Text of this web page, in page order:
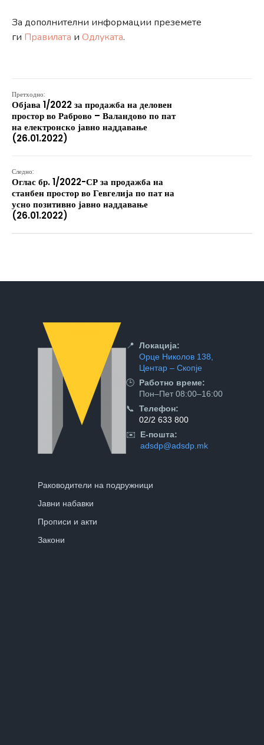
За дополнителни информации преземете
ги Правилата и Одлуката.
Претходно:
Објава 1/2022 за продажба на деловен
простор во Раброво – Валандово по пат
на електронско јавно наддавање
(26.01.2022)
Следно:
Оглас бр. 1/2022-СР за продажба на
станбен простор во Гевгелија по пат на
усно позитивно јавно наддавање
(26.01.2022)
📍 Локација:
Орце Николов 138,
Центар – Скопје
🕒 Работно време:
Пон–Пет 08:00–16:00
📞 Телефон:
02/2 633 800
✉️
Е-пошта:
adsdp@adsdp.mk
Раководители на подружници
Јавни набавки
Прописи и акти
Закони